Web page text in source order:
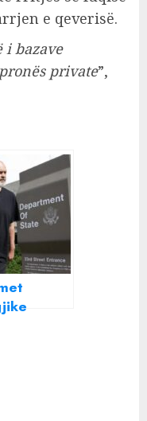
e qeverisë.
i bazave
private”,